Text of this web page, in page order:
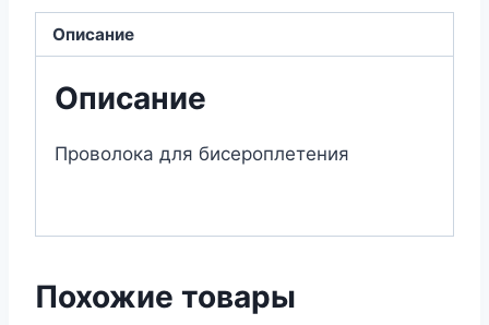
0.4мм
медная
Описание
Описание
Проволока для бисероплетения
Похожие товары